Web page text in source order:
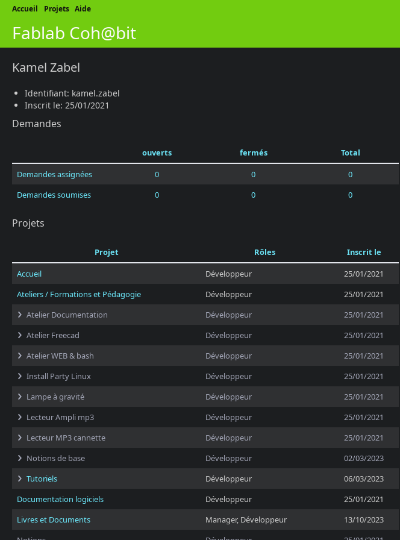
Accueil Projets Aide
Fablab Coh@bit
Kamel Zabel
Identifiant: kamel.zabel
Inscrit le: 25/01/2021
Demandes
ouverts fermés
Total
Demandes assignées
0 0
0
Demandes soumises
0 0 0
Projets
Projet Rôles
Inscrit le
Accueil
Développeur
25/01/2021
Ateliers / Formations et Pédagogie
Développeur
25/01/2021
Atelier Documentation
Développeur
25/01/2021
Atelier Freecad
Développeur
25/01/2021
Atelier WEB & bash
Développeur
25/01/2021
Install Party Linux
Développeur
25/01/2021
Lampe à gravité
Développeur
25/01/2021
Lecteur Ampli mp3
Développeur
25/01/2021
Lecteur MP3 cannette
Développeur
25/01/2021
Notions de base
Développeur
02/03/2023
Tutoriels
Développeur
06/03/2023
Documentation logiciels
Développeur
25/01/2021
Livres et Documents
Manager, Développeur
13/10/2023